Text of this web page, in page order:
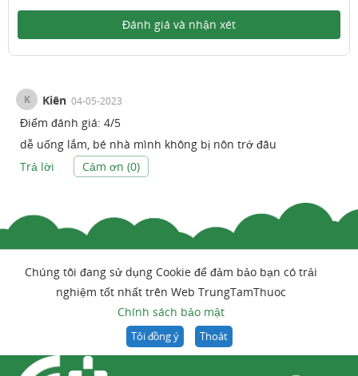
Đánh giá và nhận xét
K Kiên 04-05-2023
Điểm đánh giá: 4/5
dễ uống lắm, bé nhà mình không bị nôn trớ đâu
Trả lời
Cảm ơn (0)
Chúng tôi đang sử dụng Cookie để đảm bảo bạn có trải
nghiệm tốt nhất trên Web TrungTamThuoc
Chính sách bảo mật
Tôi đồng ý Thoát